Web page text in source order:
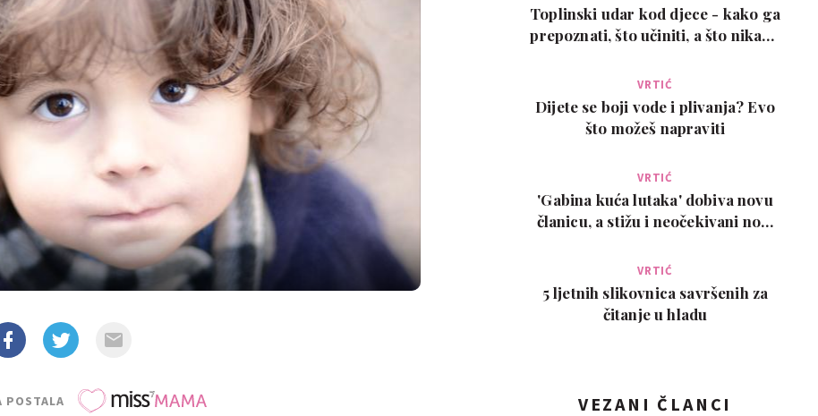
POSTALA
Toplinski udar kod djece - kako ga
prepoznati, što učiniti, a što nikako
VRTIĆ
Dijete se boji vode i plivanja? Evo
što možeš napraviti
VRTIĆ
'Gabina kuća lutaka' dobiva novu
članicu, a stižu i neočekivani novi
VRTIĆ
5 ljetnih slikovnica savršenih za
čitanje u hladu
VEZANI ČLANCI